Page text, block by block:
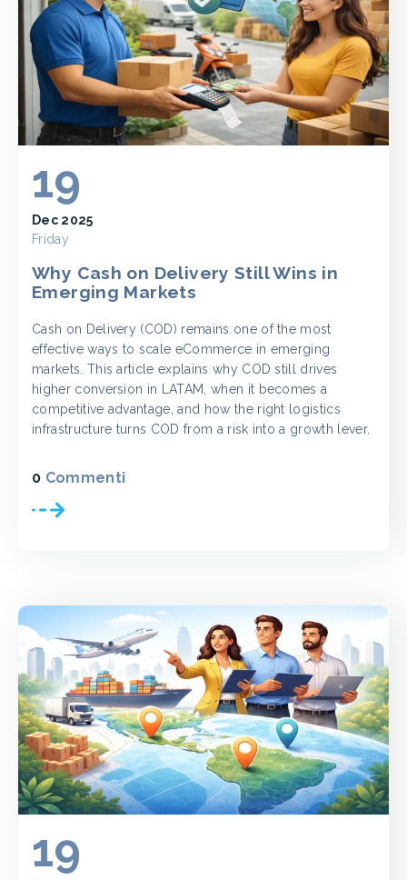
19
Dec 2025
Friday
Why Cash on Delivery Still Wins in
Emerging Markets
Cash on Delivery (COD) remains one of the most
effective ways to scale eCommerce in emerging
markets. This article explains why COD still drives
higher conversion in LATAM, when it becomes a
competitive advantage, and how the right logistics
infrastructure turns COD from a risk into a growth lever.
0 Commenti
19